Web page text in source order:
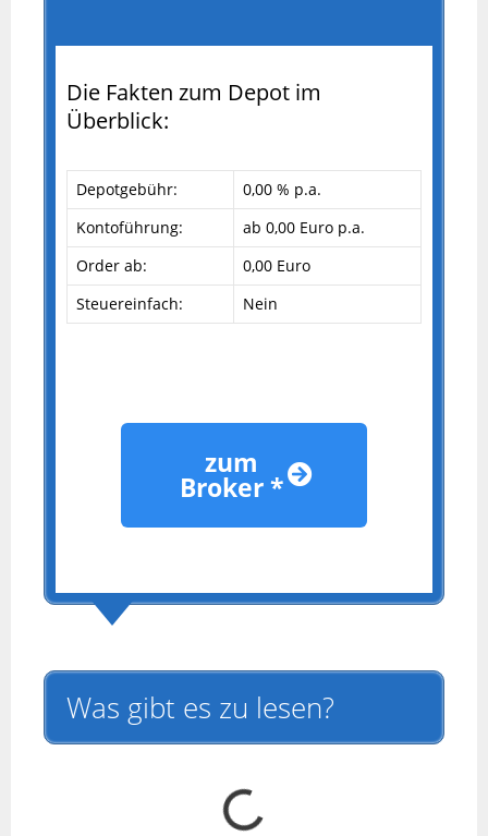
Die Fakten zum Depot im
Überblick:
Depotgebühr:
0,00 % p.a.
Kontoführung:
ab 0,00 Euro p.a.
Order ab:
0,00 Euro
Steuereinfach:
Nein
zum
Broker *
Was gibt es zu lesen?